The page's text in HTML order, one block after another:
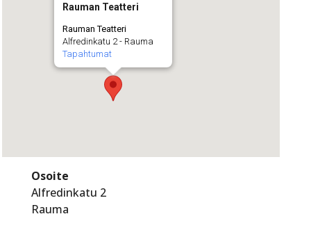
Rauman Teatteri
Rauman Teatteri
Alfredinkatu 2 - Rauma
Tapahtumat
Osoite
Alfredinkatu 2
Rauma